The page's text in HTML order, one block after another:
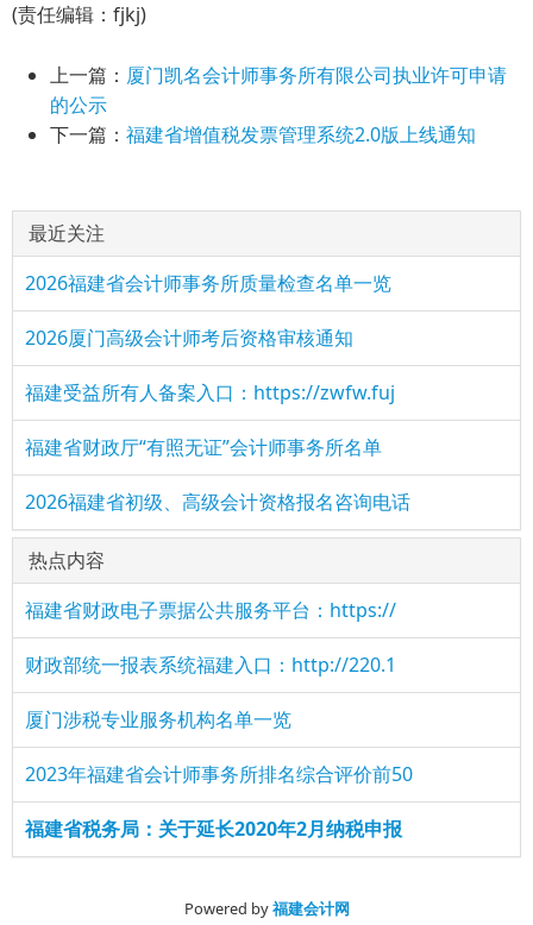
(责任编辑：fjkj)
上一篇： 厦门凯名会计师事务所有限公司执业许可申请
的公示
下一篇： 福建省增值税发票管理系统2.0版上线通知
最近关注
2026福建省会计师事务所质量检查名单一览
2026厦门高级会计师考后资格审核通知
福建受益所有人备案入口：https://zwfw.fuj
福建省财政厅“有照无证”会计师事务所名单
2026福建省初级、高级会计资格报名咨询电话
热点内容
福建省财政电子票据公共服务平台：https://
财政部统一报表系统福建入口：http://220.1
厦门涉税专业服务机构名单一览
2023年福建省会计师事务所排名综合评价前50
福建省税务局：关于延长2020年2月纳税申报
Powered by福建会计网